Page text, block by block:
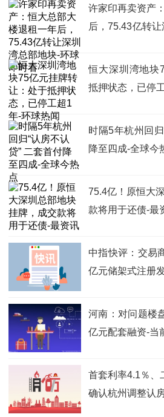
许家印再卖资产
后，75.43亿转
恒大深圳湾地块
抵押状态，已停
时隔5年杭州回
降至四成-全球今
75.4亿！原恒大
款将用于还债-最
中指快评：交易
亿元储架式注册
河南：对问题楼
亿元配套融资-当
首套利率4.1％、
确认杭州调整认